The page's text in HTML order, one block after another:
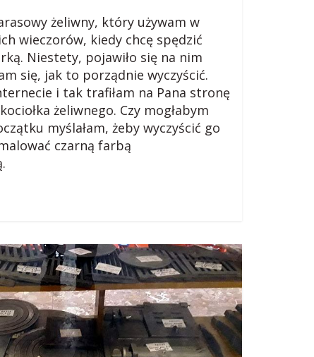
żeliwny, który używam w
wieczorów, kiedy chcę spędzić
Niestety, pojawiło się na nim
się, jak to porządnie wyczyścić.
i tak trafiłam na Pana stronę
żeliwnego. Czy mogłabym
myślałam, żeby wyczyścić go
czarną farbą